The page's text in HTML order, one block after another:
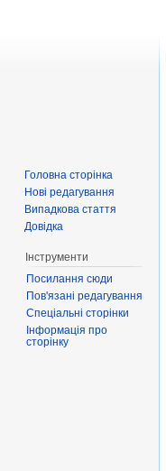
Головна сторінка
Нові редагування
Випадкова стаття
Довідка
Інструменти
Посилання сюди
Пов'язані редагування
Спеціальні сторінки
Інформація про
сторінку